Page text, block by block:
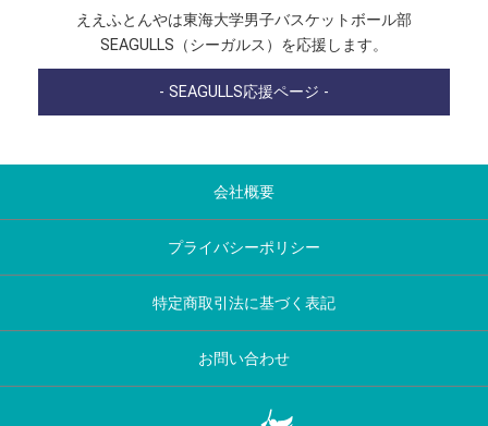
ええふとんやは東海大学男子バスケットボール部
SEAGULLS（シーガルス）を応援します。
- SEAGULLS応援ページ -
会社概要
プライバシーポリシー
特定商取引法に基づく表記
お問い合わせ